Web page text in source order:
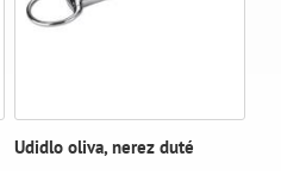
Udidlo oliva, nerez duté